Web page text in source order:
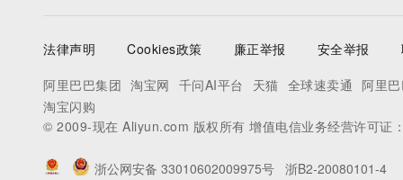
法律声明 Cookies政策 廉正举报 安全举报
阿里巴巴集团 淘宝网 千问AI平台 天猫 全球速卖通 阿里
淘宝闪购
© 2009-现在 Aliyun.com 版权所有 增值电信业务经营许可证
浙公网安备 33010602009975号 浙B2-20080101-4